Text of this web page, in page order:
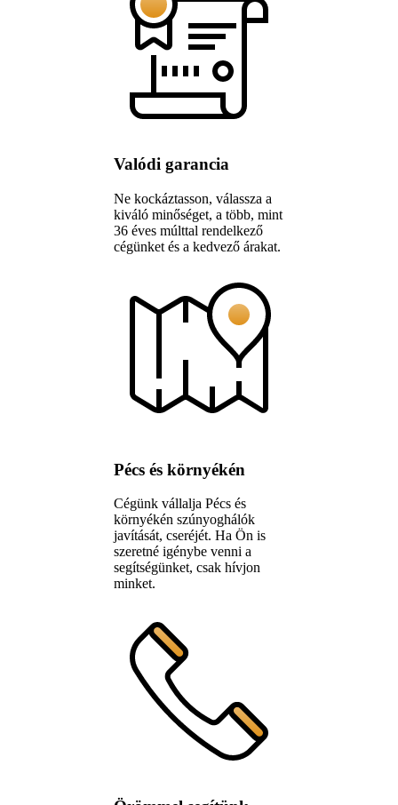
Valódi garancia
Ne kockáztasson, válassza a
kiváló minőséget, a több, mint
36 éves múlttal rendelkező
cégünket és a kedvező árakat.
Pécs és környékén
Cégünk vállalja Pécs és
környékén szúnyoghálók
javítását, cseréjét. Ha Ön is
szeretné igénybe venni a
segítségünket, csak hívjon
minket.